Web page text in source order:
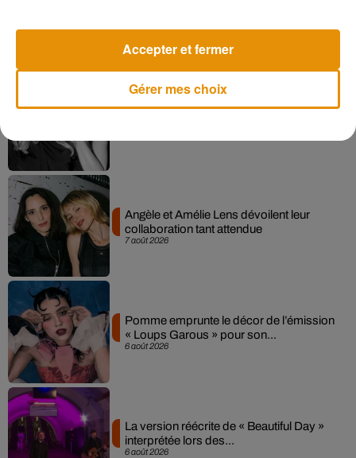
Madonna sort enfin le remix de « Love
7 août 2026
Angèle et Amélie Lens dévoilent leur
collaboration tant attendue
6 août 2026
Pomme emprunte le décor de l’émission
« Loups Garous » pour son...
6 août 2026
La version réécrite de « Beautiful Day »
interprétée lors des...
Gérer mes choix
Accepter et fermer